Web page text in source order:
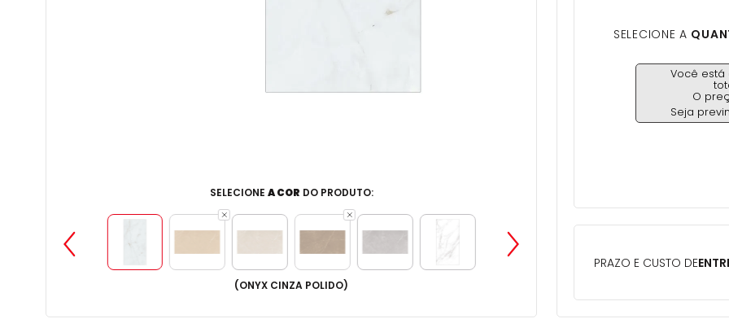
SELECIONE A COR DO PRODUTO:
(ONYX CINZA POLIDO)
SELECIONE A
Você
O
Seja